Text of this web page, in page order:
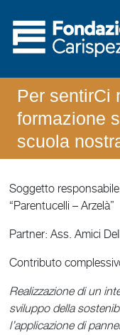
Per sentirCi
formazione
scuola
Soggetto
“Parentucelli – Arzelà”
Partner: Ass. Amici
Contributo
Realizzazione di un
sviluppo della
l’applicazione di